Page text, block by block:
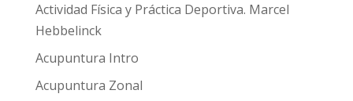
Actividad Física y Práctica Deportiva. Marcel
Hebbelinck
Acupuntura Intro
Acupuntura Zonal